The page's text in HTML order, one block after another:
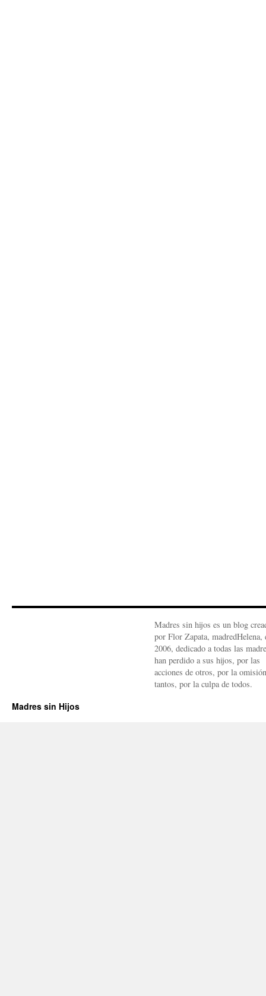
Madres sin hijos es un blog
por Flor Zapata, madredHelena,
2006, dedicado a todas las
han perdido a sus hijos, por las
acciones de otros, por la
tantos, por la culpa de todos.
Madres sin Hijos